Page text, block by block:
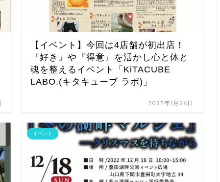
【イベント】今回は4店舗が初出店！
『好き』や『得意』を活かし心と体と
魂を整えるイベント「KiTACUBE
LABO.(キタキューブ ラボ)」
2023年1月26日
イベント